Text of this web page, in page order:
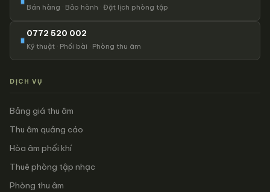
Bán hàng · Bảo hành · Đặt lịch phòng tập
0772 520 002
Kỹ thuật · Phối bài · Phòng thu âm
DỊCH VỤ
Bảng giá thu âm
Thu âm quảng cáo
Hòa âm phối khí
Thuê phòng tập nhạc
Phòng thu âm